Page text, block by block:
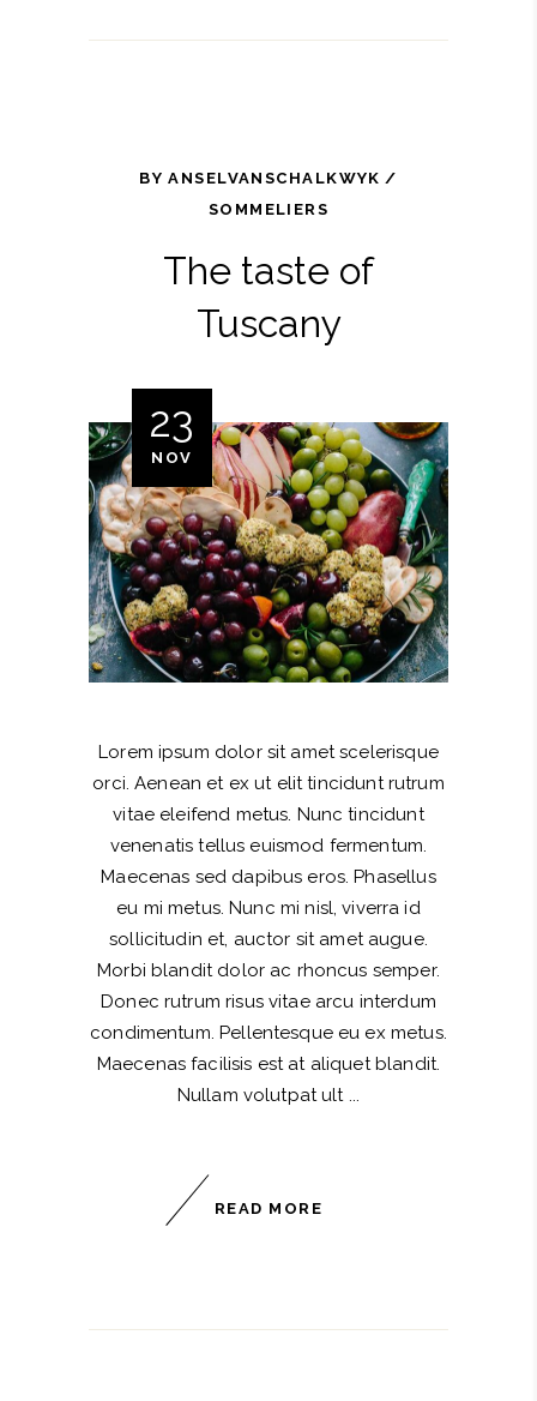
BYANSELVANSCHALKWYK
SOMMELIERS
The taste of
Tuscany
23
NOV
Lorem ipsum dolor sit amet scelerisque
orci. Aenean et ex ut elit tincidunt rutrum
vitae eleifend metus. Nunc tincidunt
venenatis tellus euismod fermentum.
Maecenas sed dapibus eros. Phasellus
eu mi metus. Nunc mi nisl, viverra id
sollicitudin et, auctor sit amet augue.
Morbi blandit dolor ac rhoncus semper.
Donec rutrum risus vitae arcu interdum
condimentum. Pellentesque eu ex metus.
Maecenas facilisis est at aliquet blandit.
Nullam volutpat ult
READ MORE